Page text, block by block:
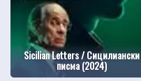
Sicilian Letters / Сицилиански
писма (2024)